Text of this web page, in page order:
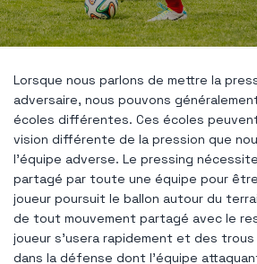
Lorsque nous parlons de mettre la
adversaire, nous pouvons
écoles différentes. Ces écoles
vision différente de la pression que
l'équipe adverse. Le pressing
partagé par toute une équipe pour
joueur poursuit le ballon autour du
de tout mouvement partagé avec le
joueur s'usera rapidement et des
dans la défense dont l'équipe